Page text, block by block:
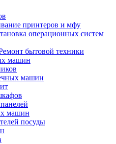
принтеров и мфу
операционных систем
бытовой техники
машин
машин
машин
посуды